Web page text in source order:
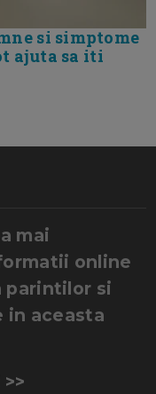
si simptome
ajuta sa iti
mai
online
parintilor si
in aceasta